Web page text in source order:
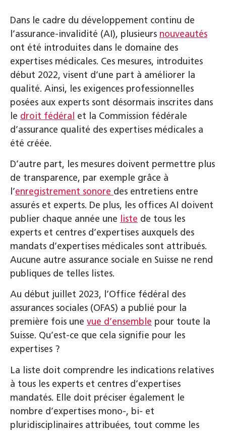
Dans le cadre du développement continu de
l’assurance-invalidité (AI), plusieurs nouveautés
ont été introduites dans le domaine des
expertises médicales. Ces mesures, introduites
début 2022, visent d’une part à améliorer la
qualité. Ainsi, les exigences professionnelles
posées aux experts sont désormais inscrites dans
le droit fédéral et la Commission fédérale
d’assurance qualité des expertises médicales a
été créée.
D’autre part, les mesures doivent permettre plus
de transparence, par exemple grâce à
l’enregistrement sonore des entretiens entre
assurés et experts. De plus, les offices AI doivent
publier chaque année une liste de tous les
experts et centres d’expertises auxquels des
mandats d’expertises médicales sont attribués.
Aucune autre assurance sociale en Suisse ne rend
publiques de telles listes.
Au début juillet 2023, l’Office fédéral des
assurances sociales (OFAS) a publié pour la
première fois une vue d’ensemble pour toute la
Suisse. Qu’est-ce que cela signifie pour les
expertises ?
La liste doit comprendre les indications relatives
à tous les experts et centres d’expertises
mandatés. Elle doit préciser également le
nombre d’expertises mono-, bi- et
pluridisciplinaires attribuées, tout comme les